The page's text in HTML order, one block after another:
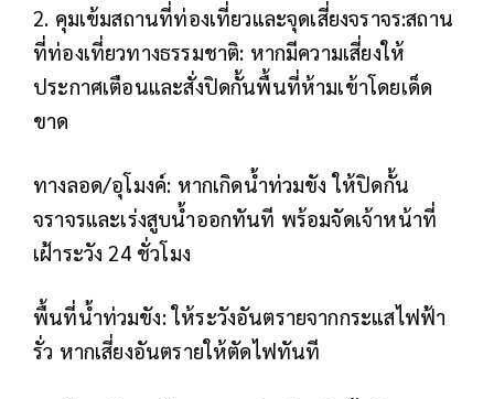
2. คุมเข้มสถานที่ท่องเที่ยวและจุดเสี่ยงจราจร:สถาน
ที่ท่องเที่ยวทางธรรมชาติ: หากมีความเสี่ยงให้
ประกาศเตือนและสั่งปิดกั้นพื้นที่ห้ามเข้าโดยเด็ด
ขาด
ทางลอด/อุโมงค์: หากเกิดน้ำท่วมขัง ให้ปิดกั้น
จราจรและเร่งสูบน้ำออกทันที พร้อมจัดเจ้าหน้าที่
เฝ้าระวัง 24 ชั่วโมง
พื้นที่น้ำท่วมขัง: ให้ระวังอันตรายจากกระแสไฟฟ้า
รั่ว หากเสี่ยงอันตรายให้ตัดไฟทันที